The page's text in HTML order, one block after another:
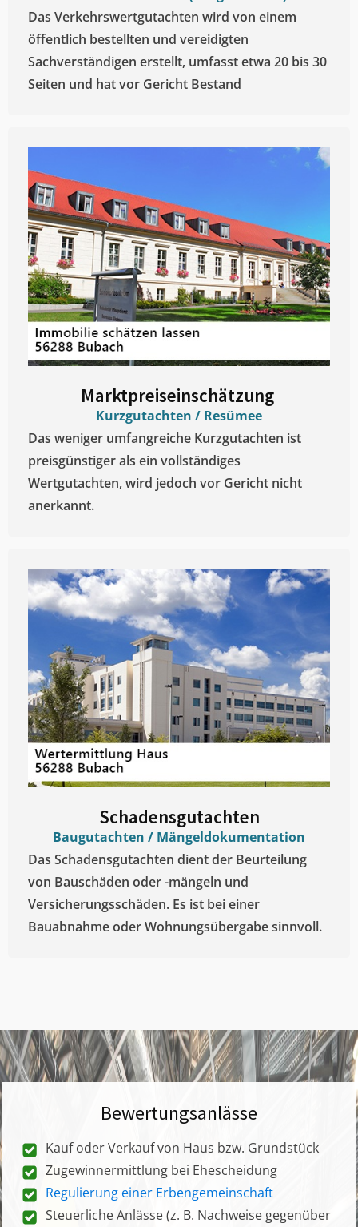
Das Verkehrswertgutachten wird von einem
öffentlich bestellten und vereidigten
Sachverständigen erstellt, umfasst etwa 20 bis 30
Seiten und hat vor Gericht Bestand
Marktpreiseinschätzung ​
Kurzgutachten / Resümee
Das weniger umfangreiche Kurzgutachten ist
preisgünstiger als ein vollständiges
Wertgutachten, wird jedoch vor Gericht nicht
anerkannt.
Schadensgutachten
Baugutachten / Mängeldokumentation
Das Schadensgutachten dient der Beurteilung
von Bauschäden oder -mängeln und
Versicherungsschäden. Es ist bei einer
Bauabnahme oder Wohnungsübergabe sinnvoll.
Bewertungsanlässe
Kauf oder Verkauf von Haus bzw. Grundstück
Zugewinnermittlung bei Ehescheidung
Regulierung einer Erbengemeinschaft
Steuerliche Anlässe (z. B. Nachweise gegenüber